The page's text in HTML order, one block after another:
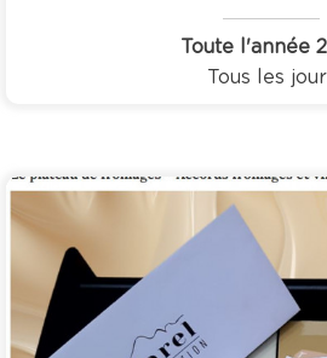
Toute l'année
Tous les